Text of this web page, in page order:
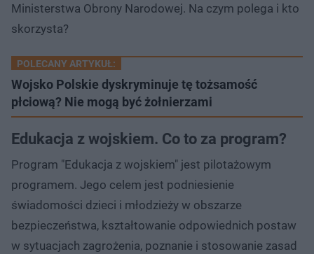
Ministerstwa Obrony Narodowej. Na czym polega i kto
skorzysta?
POLECANY ARTYKUŁ:
Wojsko Polskie dyskryminuje tę tożsamość
płciową? Nie mogą być żołnierzami
Edukacja z wojskiem. Co to za program?
Program "Edukacja z wojskiem" jest pilotażowym
programem. Jego celem jest podniesienie
świadomości dzieci i młodzieży w obszarze
bezpieczeństwa, kształtowanie odpowiednich postaw
w sytuacjach zagrożenia, poznanie i stosowanie zasad